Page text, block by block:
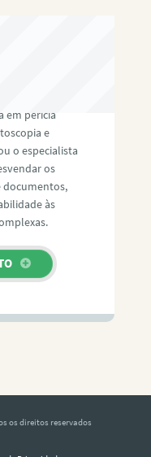
em perícia
e
o especialista
os
documentos,
às
os direitos reservados